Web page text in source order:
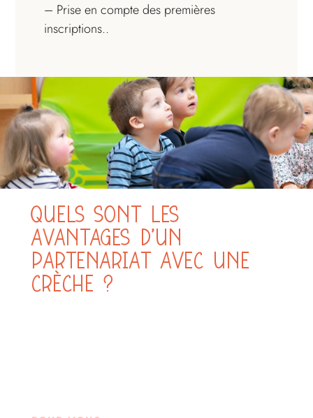
– Prise en compte des premières
inscriptions..
QUELS SONT LES
AVANTAGES D’UN
PARTENARIAT AVEC UNE
CRÈCHE ?